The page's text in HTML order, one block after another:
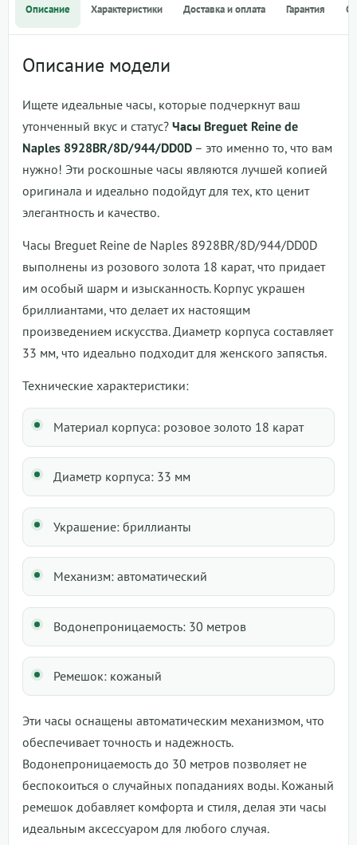
Описание Характеристики Доставка и оплата Гарантия
Описание модели
Ищете идеальные часы, которые подчеркнут ваш
утонченный вкус и статус? Часы Breguet Reine de
Naples 8928BR/8D/944/DD0D – это именно то, что вам
нужно! Эти роскошные часы являются лучшей копией
оригинала и идеально подойдут для тех, кто ценит
элегантность и качество.
Часы Breguet Reine de Naples 8928BR/8D/944/DD0D
выполнены из розового золота 18 карат, что придает
им особый шарм и изысканность. Корпус украшен
бриллиантами, что делает их настоящим
произведением искусства. Диаметр корпуса составляет
33 мм, что идеально подходит для женского запястья.
Технические характеристики:
Материал корпуса: розовое золото 18 карат
Диаметр корпуса: 33 мм
Украшение: бриллианты
Механизм: автоматический
Водонепроницаемость: 30 метров
Ремешок: кожаный
Эти часы оснащены автоматическим механизмом, что
обеспечивает точность и надежность.
Водонепроницаемость до 30 метров позволяет не
беспокоиться о случайных попаданиях воды. Кожаный
ремешок добавляет комфорта и стиля, делая эти часы
идеальным аксессуаром для любого случая.